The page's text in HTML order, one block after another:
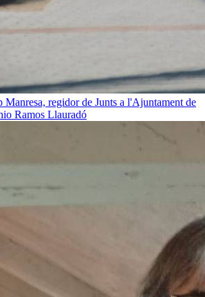
Manresa, regidor de Junts a l'Ajuntament de
Ramos Llauradó